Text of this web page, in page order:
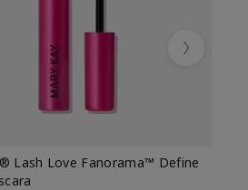
Lash Love Fanorama™ Define
Next